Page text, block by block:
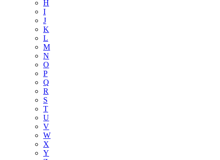
H
I
J
K
L
M
N
O
P
Q
R
S
T
U
V
W
X
Y